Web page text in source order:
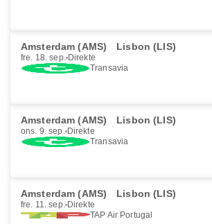
Amsterdam (AMS) Lisbon (LIS)
fre. 18. sep. Direkte
Transavia
Amsterdam (AMS) Lisbon (LIS)
ons. 9. sep. Direkte
Transavia
Amsterdam (AMS) Lisbon (LIS)
fre. 11. sep. Direkte
TAP Air Portugal